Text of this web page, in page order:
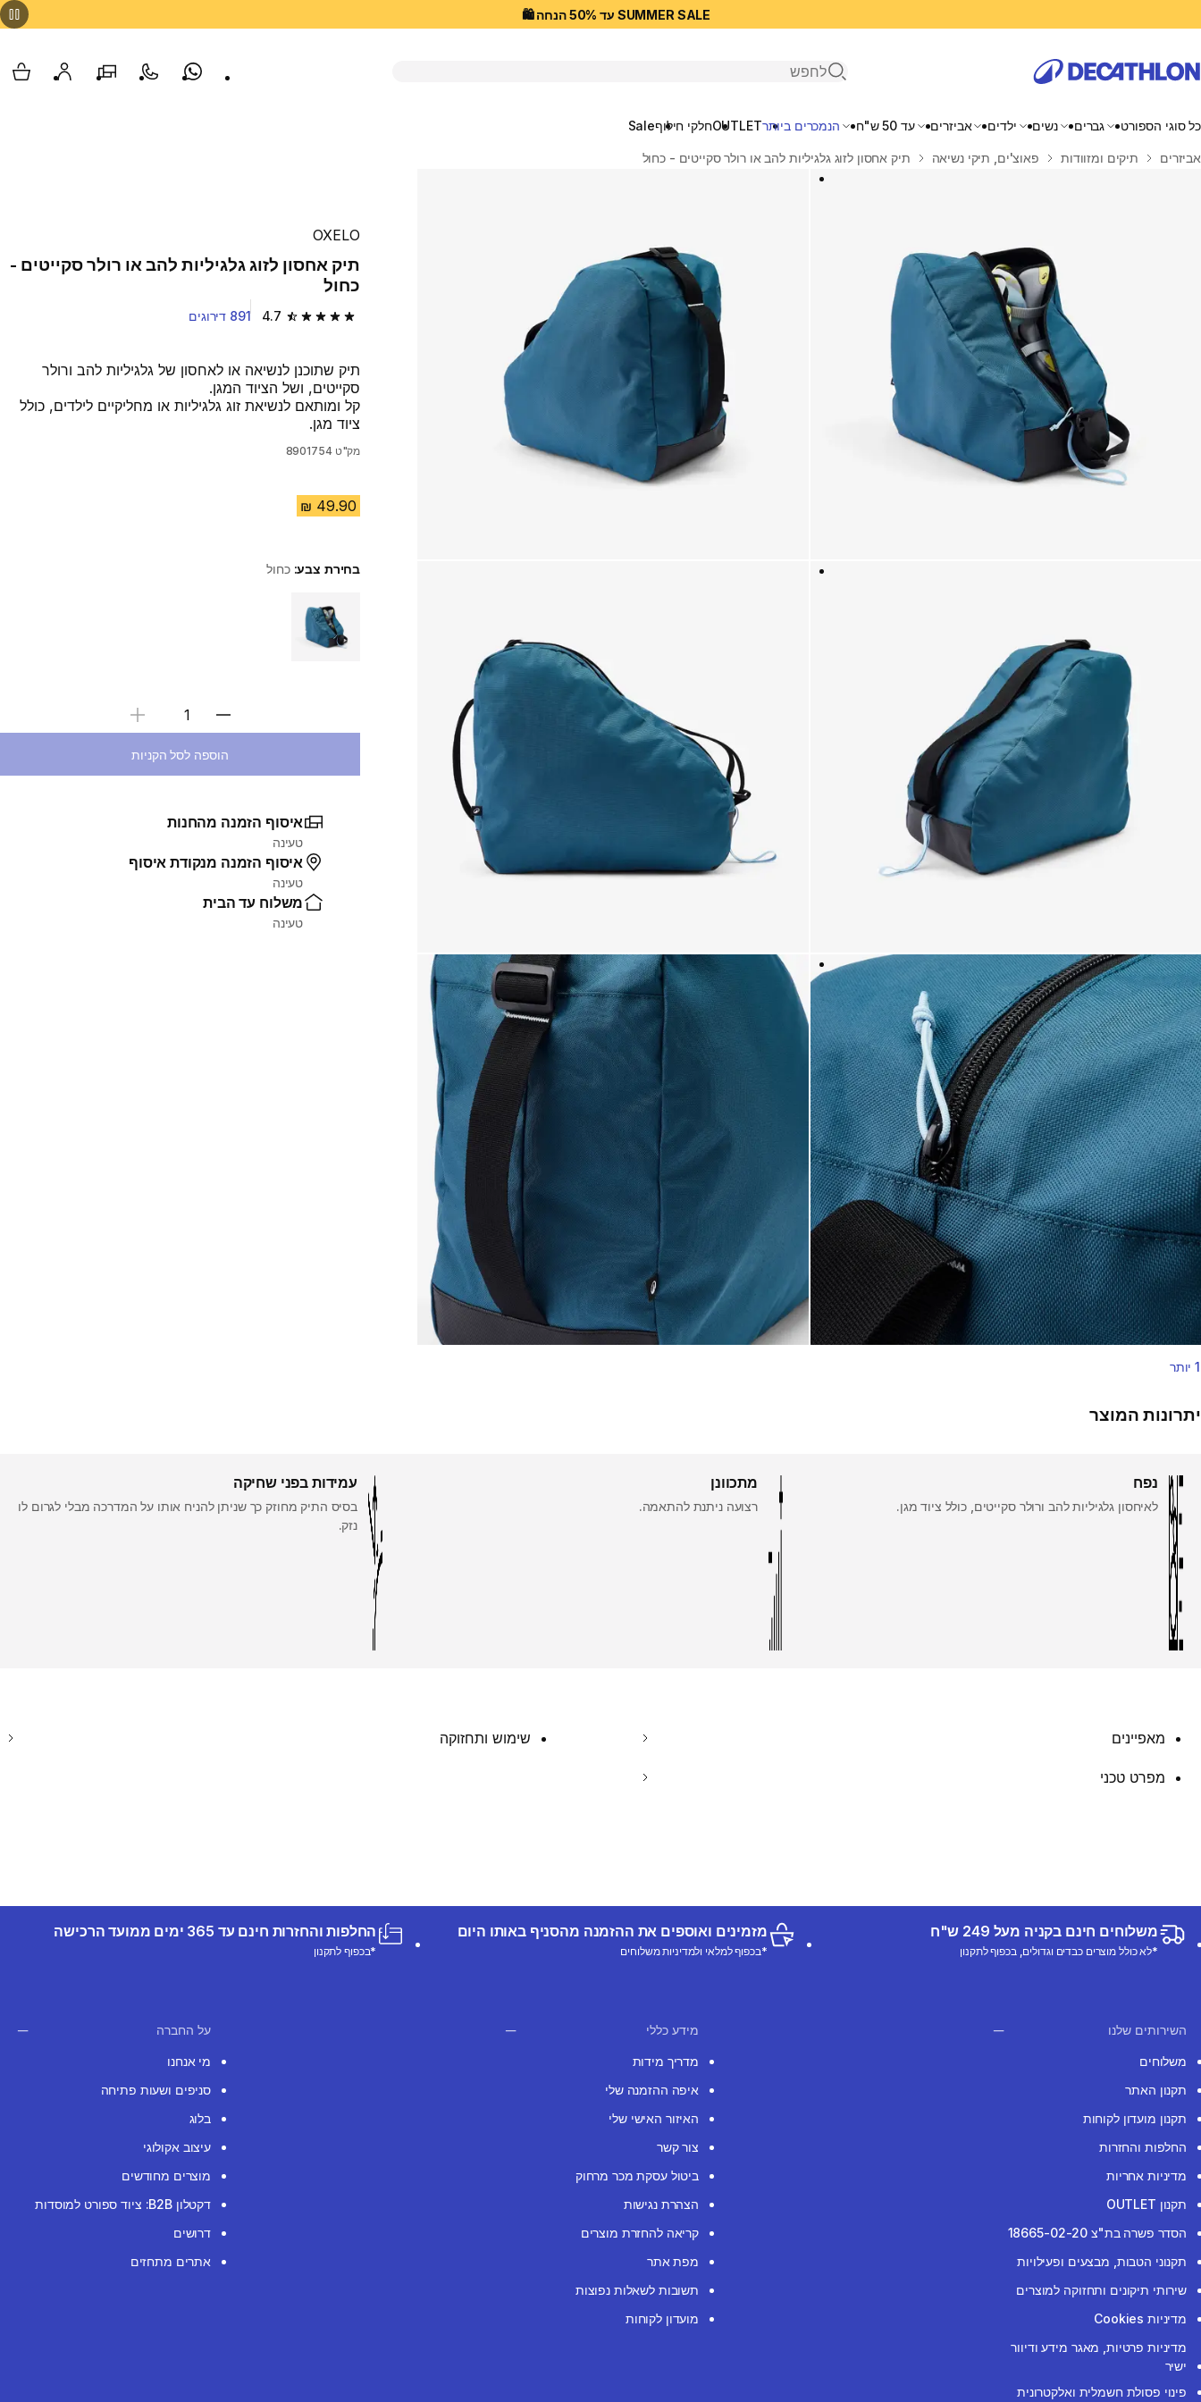
SUMMER SALE עד 50% הנחה 🛍️
פתיחת חיפוש
Whatsappצור קשרהסניפים שלנוהחשבון שלי
כל סוגי הספורט גברים נשים ילדים אביזרים עד 50 ש"ח הנמכרים ביותרOUTLETחלקי חילוףSale
בית
אביזרים תיקים ומזוודות פאוצ'ים, תיקי נשיאה תיק אחסון לזוג גלגיליות להב או רולר סקייטים - כחול
1 יותר
OXELO
תיק אחסון לזוג גלגיליות להב או רולר סקייטים -
כחול
4.7 4.7 out of 5 stars from 891 reviews 891 דירוגים
תיק שתוכנן לנשיאה או לאחסון של גלגיליות להב ורולר
סקייטים, ושל הציוד המגן.
קל ומותאם לנשיאת זוג גלגיליות או מחליקיים לילדים, כולל
ציוד מגן.
מק"ט 8901754
בחירת צבע:כחול
Choose a variant
בחירת כמות
הוספה לסל הקניות
איסוף הזמנה מהחנות
טעינה
איסוף הזמנה מנקודת איסוף
טעינה
משלוח עד הבית
טעינה
יתרונות המוצר
נפח
לאיחסון גלגיליות להב ורולר סקייטים, כולל ציוד מגן.
מתכוונן
רצועה ניתנת להתאמה.
עמידות בפני שחיקה
בסיס התיק מחוזק כך שניתן להניח אותו על המדרכה מבלי לגרום לו
נזק.
מאפיינים שימוש ותחזוקה
מפרט טכני
משלוחים חינם בקניה מעל 249 ש"ח
*לא כולל מוצרים כבדים וגדולים, בכפוף לתקנון
מזמינים ואוספים את ההזמנה מהסניף באותו היום
*בכפוף למלאי ולמדיניות משלוחים
החלפות והחזרות חינם עד 365 ימים ממועד הרכישה
*בכפוף לתקנון
השירותים שלנו
משלוחים
תקנון האתר
תקנון מועדון לקוחות
החלפות והחזרות
מדיניות אחריות
תקנון OUTLET
הסדר פשרה בת"צ 18665-02-20
תקנוני הטבות, מבצעים ופעילויות
שירותי תיקונים ותחזוקה למוצרים
מדיניות Cookies
מדיניות פרטיות, מאגר מידע ודיוור
ישיר
פינוי פסולת חשמלית ואלקטרונית
מידע כללי
מדריך מידות
איפה ההזמנה שלי
האיזור האישי שלי
צור קשר
ביטול עסקת מכר מרחוק
הצהרת נגישות
קריאה להחזרת מוצרים
מפת אתר
תשובות לשאלות נפוצות
מועדון לקוחות
על החברה
מי אנחנו
סניפים ושעות פתיחה
בלוג
עיצוב אקולוגי
מוצרים מחודשים
דקטלון B2B: ציוד ספורט למוסדות
דרושים
אתרים מתחזים